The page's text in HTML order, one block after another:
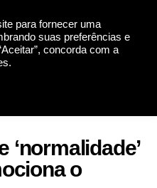
para fornecer uma
suas preferências e
concorda com a
‘normalidade’
o